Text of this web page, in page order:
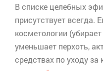
В списке целебных
присутствует всегда.
косметологии
уменьшает перхоть,
средствах по уходу за